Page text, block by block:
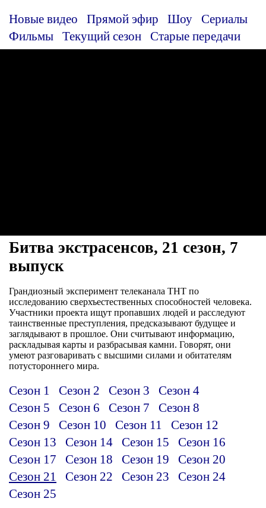
Новые видео Прямой эфир Шоу
Сериалы
Фильмы
Текущий сезон Старые передачи
Битва экстрасенсов, 21 сезон, 7
выпуск
Грандиозный эксперимент телеканала ТНТ по
исследованию сверхъестественных способностей человека.
Участники проекта ищут пропавших людей и расследуют
таинственные преступления, предсказывают будущее и
заглядывают в прошлое. Они считывают информацию,
раскладывая карты и разбрасывая камни. Говорят, они
умеют разговаривать с высшими силами и обитателям
потустороннего мира.
Сезон 1 Сезон 2 Сезон 3
Сезон 4
Сезон 5
Сезон 6 Сезон 7
Сезон 8
Сезон 9
Сезон 10 Сезон 11
Сезон 12
Сезон 13
Сезон 14 Сезон 15
Сезон 16
Сезон 17
Сезон 18 Сезон 19
Сезон 20
Сезон 21
Сезон 22 Сезон 23
Сезон 24
Сезон 25